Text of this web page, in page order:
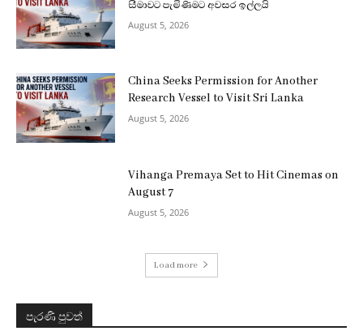
සීමාවට පැමිණීමට අවසර ඉල්ලයි
August 5, 2026
China Seeks Permission for Another
Research Vessel to Visit Sri Lanka
August 5, 2026
Vihanga Premaya Set to Hit Cinemas on
August 7
August 5, 2026
Load more
පැරණි පුවත්